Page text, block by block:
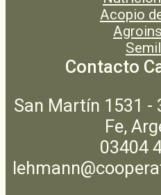
Acopio
Contacto
San Martín 1531 -
Fe,
03404